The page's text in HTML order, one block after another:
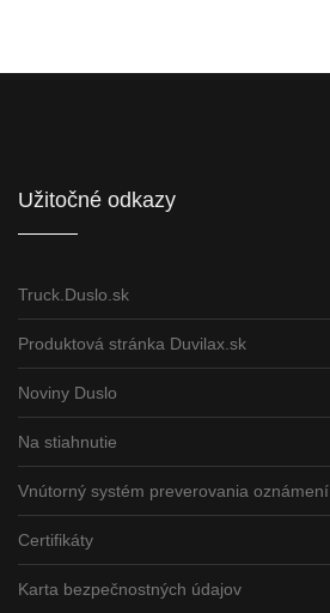
Užitočné odkazy
Truck.Duslo.sk
Produktová stránka Duvilax.sk
Noviny Duslo
Na stiahnutie
Vnútorný systém preverovania oznámení
Certifikáty
Karta bezpečnostných údajov